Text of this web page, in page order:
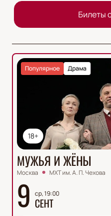
Билеты
18+
Драма
Популярное
МУЖЬЯ И ЖЁНЫ
Москва МХТ им. А. П. Чехова
9 ср, 19:00
СЕНТ